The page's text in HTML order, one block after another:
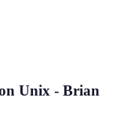
Unix - Brian